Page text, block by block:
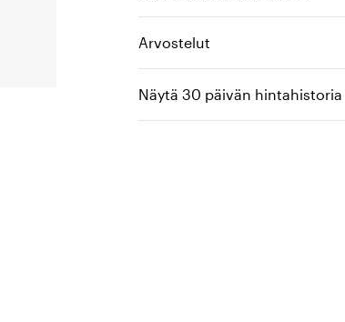
Arvostelut
Näytä 30 päivän hintahistoria